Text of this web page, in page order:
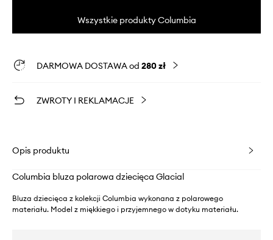
Wszystkie produkty Columbia
DARMOWA DOSTAWA od 280 zł
ZWROTY I REKLAMACJE
Opis produktu
Columbia bluza polarowa dziecięca Glacial
Bluza dziecięca z kolekcji Columbia wykonana z polarowego
materiału. Model z miękkiego i przyjemnego w dotyku materiału.